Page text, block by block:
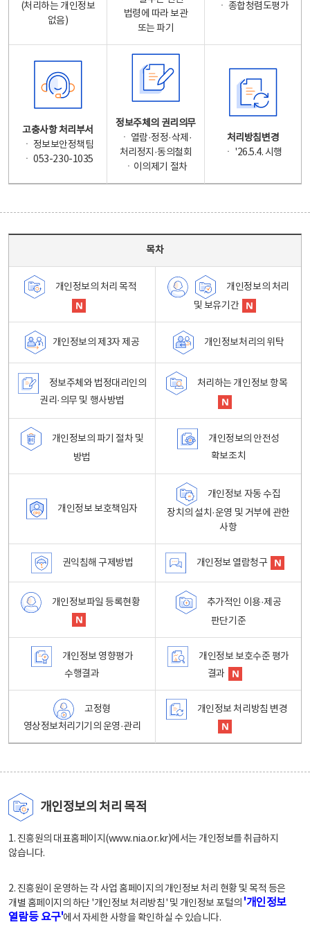
(처리하는 개인정보
없음)
법령에 따라 보관
또는 파기
ㆍ 종합청렴도평가
고충사항 처리부서
ㆍ 정보보안정책팀
ㆍ 053-230-1035
정보주체의 권리의무
ㆍ 열람·정정·삭제·
처리정지·동의철회
ㆍ이의제기 절차
처리방침변경
ㆍ '26.5.4. 시행
목차
개인정보의 처리 목적
개인정보의 처리
및 보유기간
개인정보의 제3자 제공 개인정보처리의 위탁
정보주체와 법정대리인의
권리·의무 및 행사방법
처리하는 개인정보 항목
개인정보의 파기 절차 및
방법
개인정보의 안전성
확보조치
개인정보 보호책임자
개인정보 자동 수집
장치의 설치·운영 및 거부에 관한
사항
권익침해 구제방법 개인정보 열람청구
개인정보파일 등록현황
추가적인 이용·제공
판단기준
개인정보 영향평가
수행결과
개인정보 보호수준 평가
결과
고정형
영상정보처리기기의 운영·관리
개인정보 처리방침 변경
개인정보의 처리 목적
1. 진흥원의 대표홈페이지(www.nia.or.kr)에서는 개인정보를 취급하지
않습니다.
2. 진흥원이 운영하는 각 사업 홈페이지의 개인정보 처리 현황 및 목적 등은
개별 홈페이지의 하단 '개인정보 처리방침' 및 개인정보 포털의 '개인정보
열람등 요구'에서 자세한 사항을 확인하실 수 있습니다.